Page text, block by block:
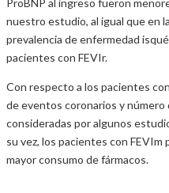
ProBNP al ingreso fueron
nuestro estudio, al igual que en
prevalencia de enfermedad
pacientes con FEVIr.
Con respecto a los pacientes
de eventos coronarios y número
consideradas por algunos
su vez, los pacientes con
mayor consumo de fármacos.